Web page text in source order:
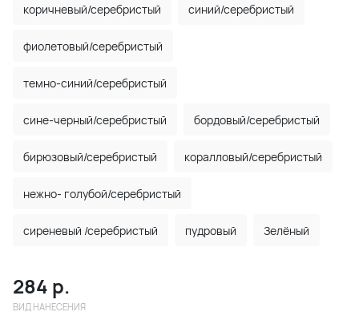
коричневый/серебристый синий/серебристый
фиолетовый/серебристый
темно-синий/серебристый
сине-черный/серебристый бордовый/серебристый
бирюзовый/серебристый коралловый/серебристый
нежно- голубой/серебристый
сиреневый /серебристый пудровый Зелёный
284 р.
ВИД НАНЕСЕНИЯ